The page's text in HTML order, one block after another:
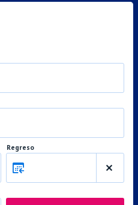
Regreso